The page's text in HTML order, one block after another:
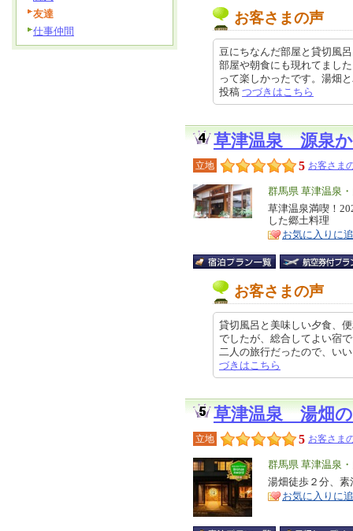
お客さまの声
豆にちなんだ部屋と貸切風
部屋や朝食にも現れてまし
って楽しかったです。湯畑
投稿 つづきはこちら
草津温泉 源泉
立地 5 お客さま
エ
リ
ア
群馬県 草津温泉
特
徴
草津温泉満喫！
した郷土料理
お気に入りに
お客さまの声
貸切風呂と美味しい夕食、
でしたが、総合してよい宿
二人の旅行だったので、い
づきはこちら
草津温泉 湯畑
立地 5 お客さま
エ
リ
ア
群馬県 草津温泉
特
徴
湯畑徒歩２分、
お気に入りに
友達
仕事仲間